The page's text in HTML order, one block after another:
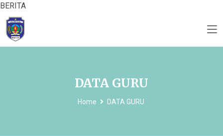
BERITA
DATA GURU
Home DATA GURU